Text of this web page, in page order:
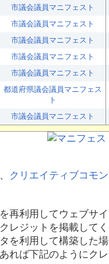
市議会議員マニフェスト
市議会議員マニフェスト
市議会議員マニフェスト
市議会議員マニフェスト
市議会議員マニフェスト
都道府県議会議員マニフェス
ト
市議会議員マニフェスト
クリエイティブコモ
再利用してウェブサイ
レジットを掲載してく
を利用して構築した
れば下記のようにク